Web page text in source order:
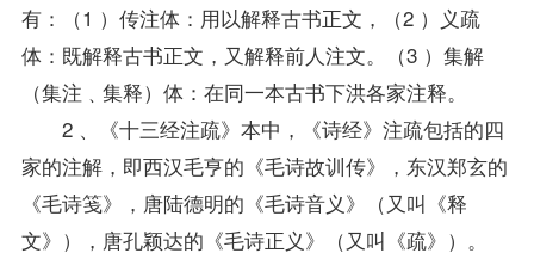
有：（1 ）传注体：用以解释古书正文，（2 ）义疏
体：既解释古书正文，又解释前人注文。（3 ）集解
（集注﹑集释）体：在同一本古书下洪各家注释。
2 、《十三经注疏》本中，《诗经》注疏包括的四
家的注解，即西汉毛亨的《毛诗故训传》，东汉郑玄的
《毛诗笺》，唐陆德明的《毛诗音义》（又叫《释
文》），唐孔颖达的《毛诗正义》（又叫《疏》）。